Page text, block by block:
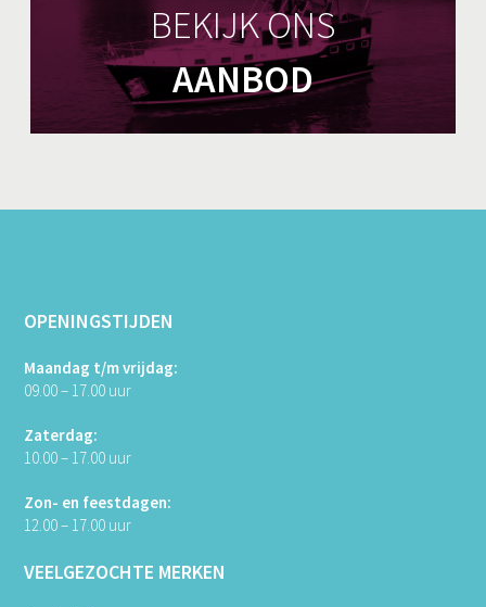
BEKIJK ONS
AANBOD
OPENINGSTIJDEN
Maandag t/m vrijdag:
09.00 – 17.00 uur
Zaterdag:
10.00 – 17.00 uur
Zon- en feestdagen:
12.00 – 17.00 uur
VEELGEZOCHTE MERKEN